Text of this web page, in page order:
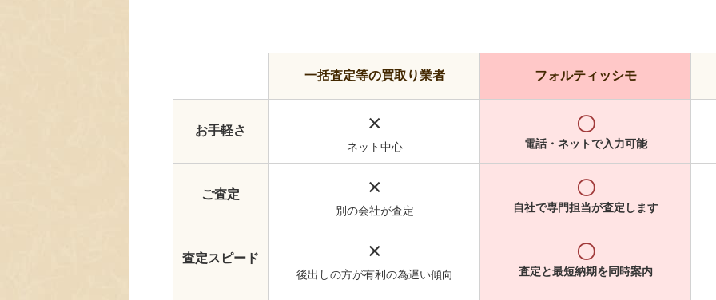
一括査定等の買取り業者 フォルティッシモ
お手軽さ ×
ネット中心
〇
電話・ネットで入力可能
ご査定 ×
別の会社が査定
〇
自社で専門担当が査定します
査定スピード ×
後出しの方が有利の為遅い傾向
〇
査定と最短納期を同時案内